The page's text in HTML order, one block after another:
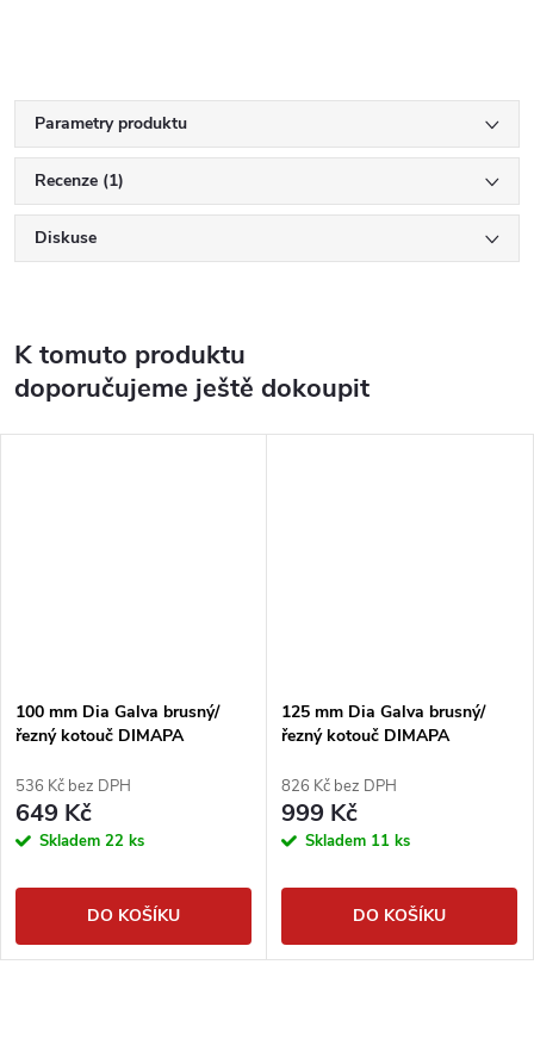
Parametry produktu
Recenze (1)
Diskuse
K tomuto produktu
doporučujeme ještě dokoupit
100 mm Dia Galva brusný/
řezný kotouč DIMAPA
536 Kč bez DPH
649 Kč
Skladem 22 ks
DO KOŠÍKU
125 mm Dia Galva brusný/
řezný kotouč DIMAPA
826 Kč bez DPH
999 Kč
Skladem 11 ks
DO KOŠÍKU